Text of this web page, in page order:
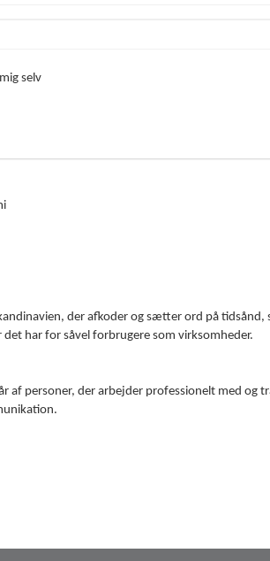
selv
der afkoder og sætter ord på
har for såvel forbrugere som virksomheder.
af personer, der arbejder professionelt med og